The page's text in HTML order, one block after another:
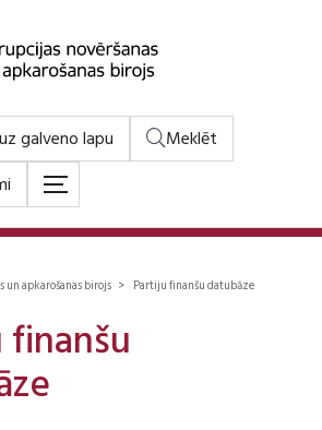
galveno lapu
Meklēt
un apkarošanas birojs > Partiju finanšu datubāze